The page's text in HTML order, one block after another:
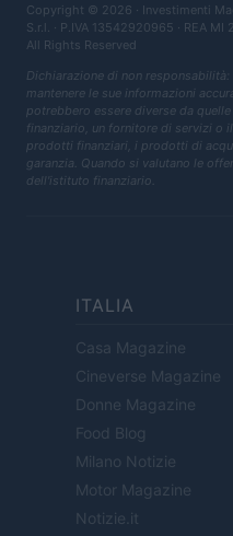
Copyright © 2026 · Investimenti
S.r.l. · P.IVA 13542920965 · REA MI
All Rights Reserved
Dichiarazione di non
mantenere le sue informazioni
potrebbero essere diverse da
finanziario, un fornitore di servizi o
prodotti finanziari, i prodotti di
garanzia. Quando si valutano le
dell'istituto finanziario.
ITALIA
Casa Magazine
Cineverse Magazine
Donne Magazine
Food Blog
Milano Notizie
Motor Magazine
Notizie.it